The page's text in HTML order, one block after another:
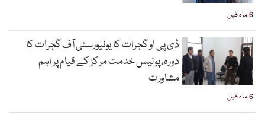
6 ماہ قبل
6 ماہ قبل
ڈی پی او گجرات کا یونیورسٹی آف گجرات کا
دورہ، پولیس خدمت مرکز کے قیام پر اہم
مشاورت